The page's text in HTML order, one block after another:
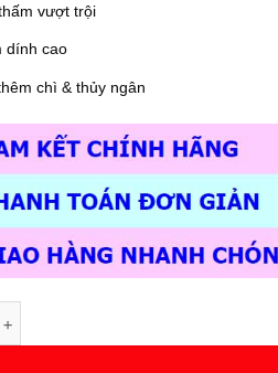
là:
943.000₫.
vượt trội
dính cao
chì & thủy ngân
Thấm DULUX AQUATECH